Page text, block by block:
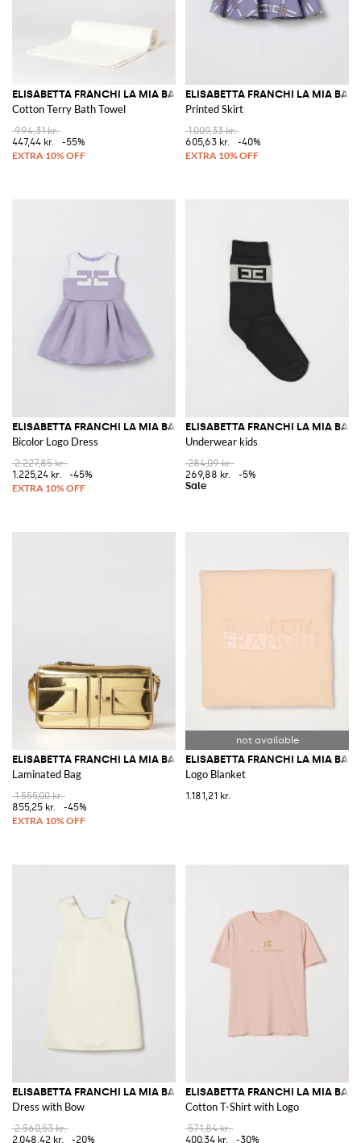
ELISABETTA FRANCHI LA MIA BAMBINA
Cotton Terry Bath Towel
994,31 kr.
447,44 kr.
-55%
ELISABETTA FRANCHI LA MIA
Printed Skirt
1.009,33 kr.
605,63 kr.
-40%
ELISABETTA FRANCHI LA MIA BAMBINA
Bicolor Logo Dress
2.227,85 kr.
1.225,24 kr.
-45%
ELISABETTA FRANCHI LA MIA
Underwear kids
284,09 kr.
269,88 kr.
-5%
ELISABETTA FRANCHI LA MIA BAMBINA
Laminated Bag
1.555,00 kr.
855,25 kr.
-45%
ELISABETTA FRANCHI LA MIA
Logo Blanket
1.181,21 kr.
ELISABETTA FRANCHI LA MIA BAMBINA
Dress with Bow
2.560,53 kr.
2.048,42 kr.
-20%
ELISABETTA FRANCHI LA MIA
Cotton T-Shirt with Logo
571,84 kr.
400,34 kr.
-30%